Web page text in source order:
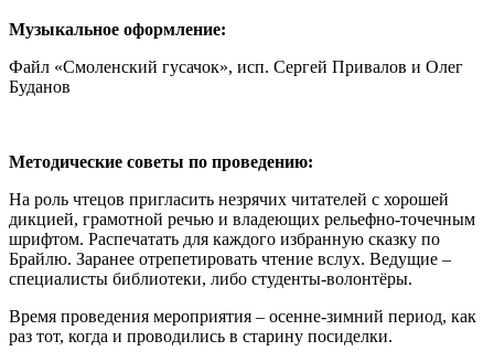
Музыкальное оформление:
Файл «Смоленский гусачок», исп. Сергей Привалов и Олег
Буданов
Методические советы по проведению:
На роль чтецов пригласить незрячих читателей с хорошей
дикцией, грамотной речью и владеющих рельефно-точечным
шрифтом. Распечатать для каждого избранную сказку по
Брайлю. Заранее отрепетировать чтение вслух. Ведущие –
специалисты библиотеки, либо студенты-волонтёры.
Время проведения мероприятия – осенне-зимний период, как
раз тот, когда и проводились в старину посиделки.